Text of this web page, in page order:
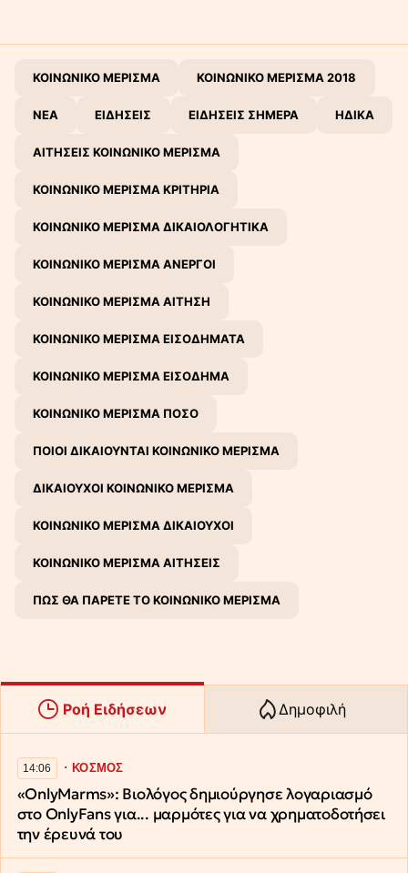
ΚΟΙΝΩΝΙΚΟ ΜΕΡΙΣΜΑ ΚΟΙΝΩΝΙΚΟ ΜΕΡΙΣΜΑ 2018
ΝΕΑ ΕΙΔΗΣΕΙΣ ΕΙΔΗΣΕΙΣ ΣΗΜΕΡΑ ΗΔΙΚΑ
ΑΙΤΗΣΕΙΣ ΚΟΙΝΩΝΙΚΟ ΜΕΡΙΣΜΑ
ΚΟΙΝΩΝΙΚΟ ΜΕΡΙΣΜΑ ΚΡΙΤΗΡΙΑ
ΚΟΙΝΩΝΙΚΟ ΜΕΡΙΣΜΑ ΔΙΚΑΙΟΛΟΓΗΤΙΚΑ
ΚΟΙΝΩΝΙΚΟ ΜΕΡΙΣΜΑ ΑΝΕΡΓΟΙ
ΚΟΙΝΩΝΙΚΟ ΜΕΡΙΣΜΑ ΑΙΤΗΣΗ
ΚΟΙΝΩΝΙΚΟ ΜΕΡΙΣΜΑ ΕΙΣΟΔΗΜΑΤΑ
ΚΟΙΝΩΝΙΚΟ ΜΕΡΙΣΜΑ ΕΙΣΟΔΗΜΑ
ΚΟΙΝΩΝΙΚΟ ΜΕΡΙΣΜΑ ΠΟΣΟ
ΠΟΙΟΙ ΔΙΚΑΙΟΥΝΤΑΙ ΚΟΙΝΩΝΙΚΟ ΜΕΡΙΣΜΑ
ΔΙΚΑΙΟΥΧΟΙ ΚΟΙΝΩΝΙΚΟ ΜΕΡΙΣΜΑ
ΚΟΙΝΩΝΙΚΟ ΜΕΡΙΣΜΑ ΔΙΚΑΙΟΥΧΟΙ
ΚΟΙΝΩΝΙΚΟ ΜΕΡΙΣΜΑ ΑΙΤΗΣΕΙΣ
ΠΩΣ ΘΑ ΠΑΡΕΤΕ ΤΟ ΚΟΙΝΩΝΙΚΟ ΜΕΡΙΣΜΑ
Ροή Ειδήσεων Δημοφιλή
14:06 ∙ΚΟΣΜΟΣ
«OnlyMarms»: Βιολόγος δημιούργησε λογαριασμό
στο OnlyFans για... μαρμότες για να χρηματοδοτήσει
την έρευνά του